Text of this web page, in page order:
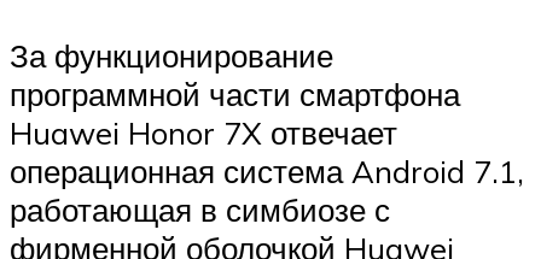
За функционирование
программной части смартфона
Huawei Honor 7X отвечает
операционная система Android 7.1,
работающая в симбиозе с
фирменной оболочкой Huawei